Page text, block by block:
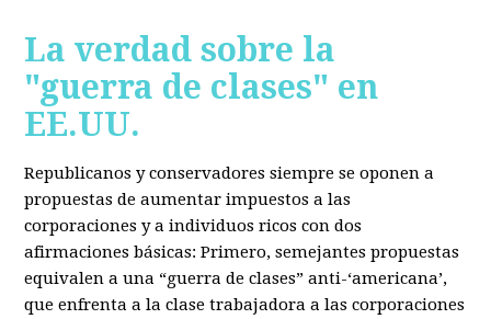
La verdad sobre la
"guerra de clases" en
EE.UU.
Republicanos y conservadores siempre se oponen a
propuestas de aumentar impuestos a las
corporaciones y a individuos ricos con dos
afirmaciones básicas: Primero, semejantes propuestas
equivalen a una “guerra de clases” anti-‘americana’,
que enfrenta a la clase trabajadora a las corporaciones